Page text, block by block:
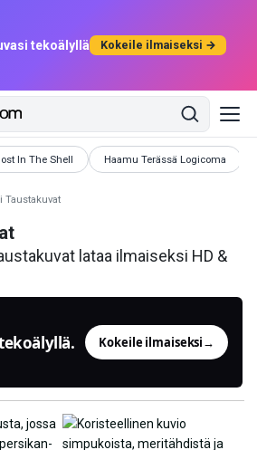
tekoälyllä Kokeile ilmaiseksi →
In The Shell Haamu Terässä Logicoma
Taustakuvat
Taustakuvat
lataa ilmaiseksi HD &
Kokeile ilmaiseksi→